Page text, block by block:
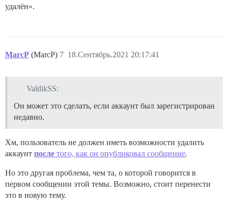
удалён».
MarcP (MarcP) 18.Сентябрь.2021 20:17:41
7
ValdikSS:
Он может это сделать, если аккаунт был зарегистрирован
недавно.
Хм, пользователь не должен иметь возможности удалить
аккаунт после того, как он опубликовал сообщение.
Но это другая проблема, чем та, о которой говорится в
первом сообщении этой темы. Возможно, стоит перенести
это в новую тему.